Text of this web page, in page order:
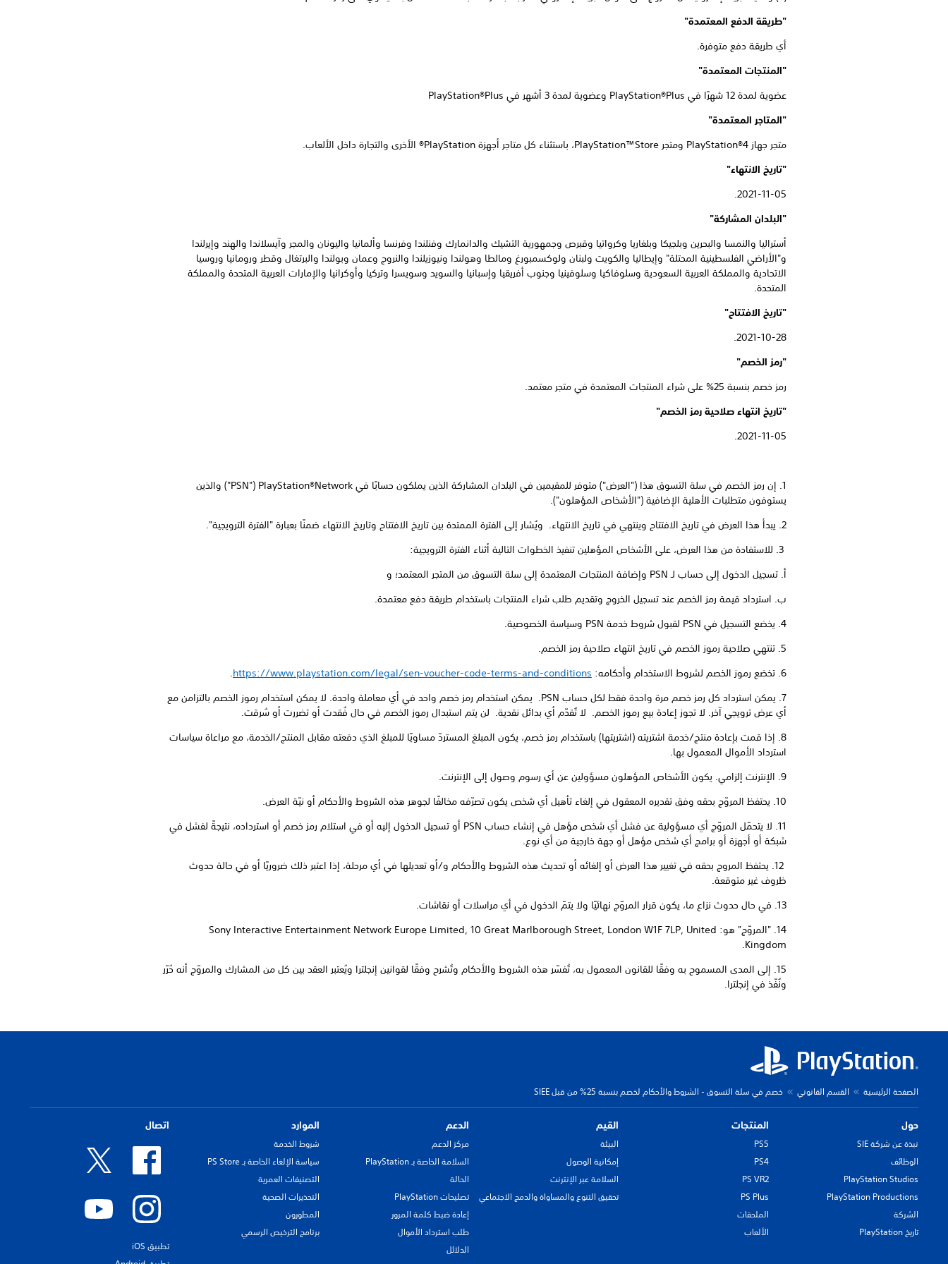
"طريقة الدفع المعتمدة"
أي طريقة دفع متوفرة.
"المنتجات المعتمدة"
عضوية لمدة 12 شهرًا في PlayStation®Plus وعضوية لمدة 3 أشهر في PlayStation®Plus
"المتاجر المعتمدة"
متجر جهاز PlayStation®4 ومتجر PlayStation™Store، باستثناء كل متاجر أجهزة PlayStation® الأخرى والتجارة داخل الألعاب.
"تاريخ الانتهاء"
2021-11-05.
"البلدان المشاركة"
أستراليا والنمسا والبحرين وبلجيكا وبلغاريا وكرواتيا وقبرص وجمهورية التشيك والدانمارك وفنلندا وفرنسا وألمانيا واليونان والمجر وآيسلاندا والهند وإيرلندا
و"الأراضي الفلسطينية المحتلة" وإيطاليا والكويت ولبنان ولوكسمبورغ ومالطا وهولندا ونيوزيلندا والنروج وعمان وبولندا والبرتغال وقطر ورومانيا وروسيا
الاتحادية والمملكة العربية السعودية وسلوفاكيا وسلوفينيا وجنوب أفريقيا وإسبانيا والسويد وسويسرا وتركيا وأوكرانيا والإمارات العربية المتحدة والمملكة
المتحدة.
"تاريخ الافتتاح"
2021-10-28.
"رمز الخصم"
رمز خصم بنسبة 25% على شراء المنتجات المعتمدة في متجر معتمد.
"تاريخ انتهاء صلاحية رمز الخصم"
2021-11-05.
1. إن رمز الخصم في سلة التسوق هذا ("العرض") متوفر للمقيمين في البلدان المشاركة الذين يملكون حسابًا في PlayStation®Network‏ ("PSN") والذين
يستوفون متطلبات الأهلية الإضافية ("الأشخاص المؤهلون").
2. يبدأ هذا العرض في تاريخ الافتتاح وينتهي في تاريخ الانتهاء. ويُشار إلى الفترة الممتدة بين تاريخ الافتتاح وتاريخ الانتهاء ضمنًا بعبارة "الفترة الترويجية".
3. للاستفادة من هذا العرض، على الأشخاص المؤهلين تنفيذ الخطوات التالية أثناء الفترة الترويجية:
أ. تسجيل الدخول إلى حساب لـ PSN وإضافة المنتجات المعتمدة إلى سلة التسوق من المتجر المعتمد؛ و
ب. استرداد قيمة رمز الخصم عند تسجيل الخروج وتقديم طلب شراء المنتجات باستخدام طريقة دفع معتمدة.
4. يخضع التسجيل في PSN لقبول شروط خدمة PSN وسياسة الخصوصية.
5. تنتهي صلاحية رموز الخصم في تاريخ انتهاء صلاحية رمز الخصم.
6. تخضع رموز الخصم لشروط الاستخدام وأحكامه:
https://www.playstation.com/legal/sen-voucher-code-terms-and-conditions
.
7. يمكن استرداد كل رمز خصم مرة واحدة فقط لكل حساب PSN. يمكن استخدام رمز خصم واحد في أي معاملة واحدة. لا يمكن استخدام رموز الخصم بالتزامن مع
أي عرض ترويجي آخر. لا تجوز إعادة بيع رموز الخصم. لا تُقدّم أي بدائل نقدية. لن يتم استبدال رموز الخصم في حال فُقدت أو تضررت أو سُرقت.
8. إذا قمت بإعادة منتج/خدمة اشتريته (اشتريتها) باستخدام رمز خصم، يكون المبلغ المستردّ مساويًا للمبلغ الذي دفعته مقابل المنتج/الخدمة، مع مراعاة سياسات
استرداد الأموال المعمول بها.
9. الإنترنت إلزامي. يكون الأشخاص المؤهلون مسؤولين عن أي رسوم وصول إلى الإنترنت.
10. يحتفظ المروّج بحقه وفق تقديره المعقول في إلغاء تأهيل أي شخص يكون تصرّفه مخالفًا لجوهر هذه الشروط والأحكام أو نيّة العرض.
11. لا يتحمّل المروّج أي مسؤولية عن فشل أي شخص مؤهل في إنشاء حساب PSN أو تسجيل الدخول إليه أو في استلام رمز خصم أو استرداده، نتيجةً لفشل في
شبكة أو أجهزة أو برامج أي شخص مؤهل أو جهة خارجية من أي نوع.
12. يحتفظ المروج بحقه في تغيير هذا العرض أو إلغائه أو تحديث هذه الشروط والأحكام و/أو تعديلها في أي مرحلة، إذا اعتبر ذلك ضروريًا أو في حالة حدوث
ظروف غير متوقعة.
13. في حال حدوث نزاع ما، يكون قرار المروّج نهائيًا ولا يتمّ الدخول في أي مراسلات أو نقاشات.
14. "المروّج" هو: Sony Interactive Entertainment Network Europe Limited, 10 Great Marlborough Street, London W1F 7LP, United
Kingdom.
15. إلى المدى المسموح به وفقًا للقانون المعمول به، تُفسّر هذه الشروط والأحكام وتُشرح وفقًا لقوانين إنجلترا ويُعتبر العقد بين كل من المشارك والمروّج أنه حُرّر
ونُفّذ في إنجلترا.
الصفحة الرئيسية القسم القانوني خصم في سلة التسوق - الشروط والأحكام لخصم بنسبة 25% من قبل SIEE
حول
نبذة عن شركة SIE
الوظائف
PlayStation Studios
PlayStation Productions
الشركة
تاريخ PlayStation
المنتجات
PS5
PS4
PS VR2
PS Plus
الملحقات
الألعاب
القيم
البيئة
إمكانية الوصول
السلامة عبر الإنترنت
تحقيق التنوع والمساواة والدمج الاجتماعي
الدعم
مركز الدعم
السلامة الخاصة بـ PlayStation
الحالة
تصليحات PlayStation
إعادة ضبط كلمة المرور
طلب استرداد الأموال
الدلائل
الموارد
شروط الخدمة
سياسة الإلغاء الخاصة بـ PS Store
التصنيفات العمرية
التحذيرات الصحية
المطورون
برنامج الترخيص الرسمي
اتصال
تطبيق iOS